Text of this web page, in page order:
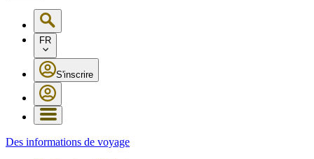
FR
S'inscrire
Des informations de voyage